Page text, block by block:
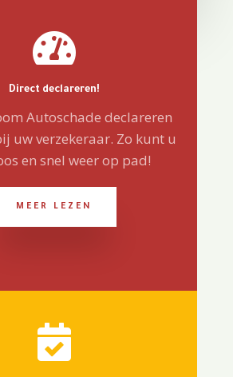

Direct declareren!
Autoschade declareren
uw verzekeraar. Zo kunt u
en snel weer op pad!
MEER LEZEN
